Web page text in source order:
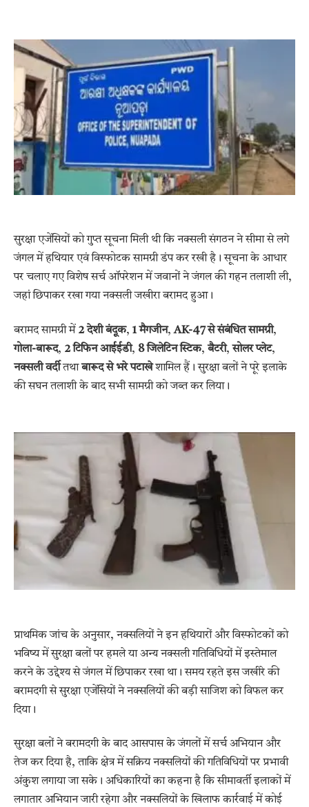
सुरक्षा एजेंसियों को गुप्त सूचना मिली थी कि नक्सली संगठन ने सीमा से लगे
जंगल में हथियार एवं विस्फोटक सामग्री डंप कर रखी है। सूचना के आधार
पर चलाए गए विशेष सर्च ऑपरेशन में जवानों ने जंगल की गहन तलाशी ली,
जहां छिपाकर रखा गया नक्सली जखीरा बरामद हुआ।
बरामद सामग्री में 2 देशी बंदूक, 1 मैगजीन,AK-47 से संबंधित सामग्री,
गोला-बारूद, 2 टिफिन आईईडी, 8 जिलेटिन स्टिक,बैटरी,सोलर प्लेट,
नक्सली वर्दीतथाबारूद से भरे पटाखेशामिल हैं। सुरक्षा बलों ने पूरे इलाके
की सघन तलाशी के बाद सभी सामग्री को जब्त कर लिया।
प्राथमिक जांच के अनुसार, नक्सलियों ने इन हथियारों और विस्फोटकों को
भविष्य में सुरक्षा बलों पर हमले या अन्य नक्सली गतिविधियों में इस्तेमाल
करने के उद्देश्य से जंगल में छिपाकर रखा था। समय रहते इस जखीरे की
बरामदगी से सुरक्षा एजेंसियों ने नक्सलियों की बड़ी साजिश को विफल कर
दिया।
सुरक्षा बलों ने बरामदगी के बाद आसपास के जंगलों में सर्च अभियान और
तेज कर दिया है, ताकि क्षेत्र में सक्रिय नक्सलियों की गतिविधियों पर प्रभावी
अंकुश लगाया जा सके। अधिकारियों का कहना है कि सीमावर्ती इलाकों में
लगातार अभियान जारी रहेगा और नक्सलियों के खिलाफ कार्रवाई में कोई